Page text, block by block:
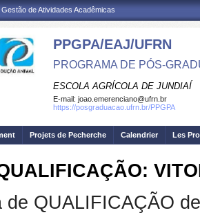
de Atividades Acadêmicas
PPGPA/EAJ/UFRN
PROGRAMA DE PÓS-
ESCOLA AGRÍCOLA DE JUNDIAÍ
E-mail: joao.emerenciano@ufrn.br
https://posgraduacao.ufrn.br/PPGPA
Projets de Pecherche Calendrier Les
de QUALIFICAÇÃO